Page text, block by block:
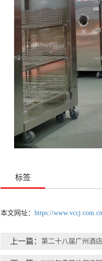
标签
本文网址： https://
上一篇： 第二十八届广州酒